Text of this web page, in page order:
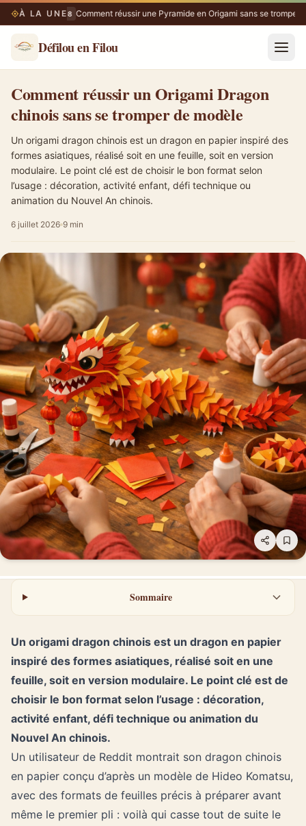
À LA UNE
07/08 Comment réussir une Pyramide en Origami sans se tromper
Défilou en Filou
Comment réussir un Origami Dragon
chinois sans se tromper de modèle
Un origami dragon chinois est un dragon en papier inspiré des
formes asiatiques, réalisé soit en une feuille, soit en version
modulaire. Le point clé est de choisir le bon format selon
l’usage : décoration, activité enfant, défi technique ou
animation du Nouvel An chinois.
6 juillet 2026 9 min
Sommaire
Un origami dragon chinois est un dragon en papier
inspiré des formes asiatiques, réalisé soit en une
feuille, soit en version modulaire. Le point clé est de
choisir le bon format selon l’usage : décoration,
activité enfant, défi technique ou animation du
Nouvel An chinois.
Un utilisateur de Reddit montrait son dragon chinois
en papier conçu d’après un modèle de Hideo Komatsu,
avec des formats de feuilles précis à préparer avant
même le premier pli : voilà qui casse tout de suite le